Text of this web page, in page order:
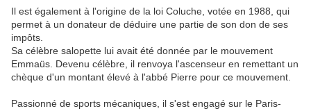
Il est également à l'origine de la loi Coluche, votée en 1988, qui
permet à un donateur de déduire une partie de son don de ses
impôts.
Sa célèbre salopette lui avait été donnée par le mouvement
Emmaüs. Devenu célèbre, il renvoya l'ascenseur en remettant un
chèque d'un montant élevé à l'abbé Pierre pour ce mouvement.
Passionné de sports mécaniques, il s'est engagé sur le Paris-